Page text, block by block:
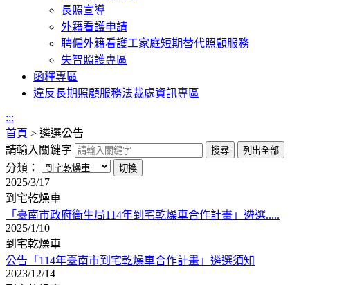
長照宣導
外籍看護申請
聘僱外籍看護工家庭短期替代照顧服務
失智照護專區
函釋專區
違反長期照顧服務法裁處資訊專區
:::
首頁 > 遴選公告
請輸入關鍵字
分類：
2025/3/17
到宅乾燥車
「臺南市政府衛生局114年到宅乾燥車合作計畫」遴選.....
2025/1/10
到宅乾燥車
公告「114年臺南市到宅乾燥車合作計畫」遴選須知
2023/12/14